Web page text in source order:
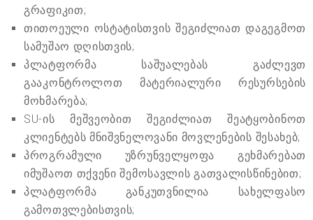
გრაფიკით;
თითოეული ოსტატისთვის შეგიძლიათ დაგეგმოთ
სამუშაო დღისთვის;
პლატფორმა საშუალებას გაძლევთ
გააკონტროლოთ მატერიალური რესურსების
მოხმარება;
SU-ის მეშვეობით შეგიძლიათ შეატყობინოთ
კლიენტებს მნიშვნელოვანი მოვლენების შესახებ;
პროგრამული უზრუნველყოფა გეხმარებათ
იმუშაოთ თქვენი შემოსავლის გათვალისწინებით;
პლატფორმა განკუთვნილია სახელფასო
გამოთვლებისთვის;